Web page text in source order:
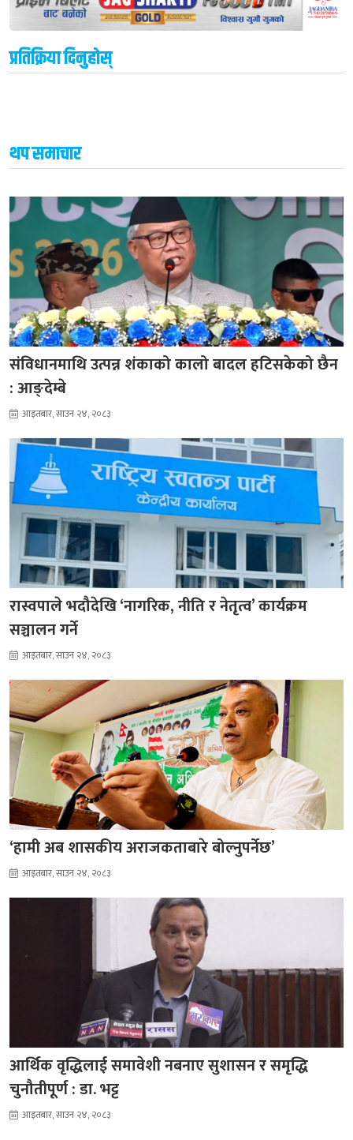
प्रतिक्रिया दिनुहोस्
थप समाचार
संविधानमाथि उत्पन्न शंकाको कालो बादल हटिसकेको छैन
: आङ्देम्बे
आइतबार, साउन २४, २०८३
रास्वपाले भदौदेखि ‘नागरिक, नीति र नेतृत्व’ कार्यक्रम
सञ्चालन गर्ने
आइतबार, साउन २४, २०८३
‘हामी अब शासकीय अराजकताबारे बोल्नुपर्नेछ’
आइतबार, साउन २४, २०८३
आर्थिक वृद्धिलाई समावेशी नबनाए सुशासन र समृद्धि
चुनौतीपूर्ण : डा. भट्ट
आइतबार, साउन २४, २०८३